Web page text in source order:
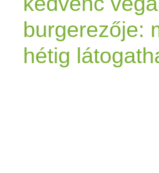
burgerezője:
hétig